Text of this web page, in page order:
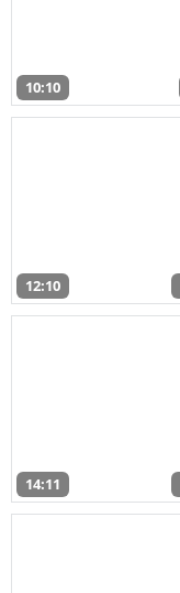
10:10
12:10
14:11